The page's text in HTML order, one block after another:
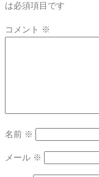
は必須項目です
コメント ※
名前 ※
メール ※